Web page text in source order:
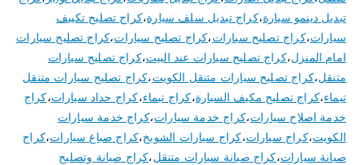
تبديل دينمو سيارة،كراج تبديل سلف سيارة،كراج تصليح تكييف
سيارات،كراج تصليح سبارات،كراج تصليح سيارات،كراج تصليح سيارات
امام المنزل،كراج تصليح سيارات عند البيت،كراج تصليح سيارات
متنقل،كراج تصليح سيارات متنقل الكويت،كراج تصليح سيارات متنقل
تيماء،كراج تصليح مكيف السيارة،كراج تيماء،كراج حداد سيارات،كراج
خدمة اصلاح سيارات،كراج خدمة سيارات،كراج خدمة سيارات
الكويت،كراج سيارات،كراج سيارات الشويخ،كراج صباغ سيارات،كراج
صيانة سيارات،كراج صيانة سيارات متنقل،كراج صيانة وتصليح